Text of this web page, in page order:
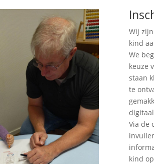
Wij
kind
We
keuze
staan
te
Via de
kind